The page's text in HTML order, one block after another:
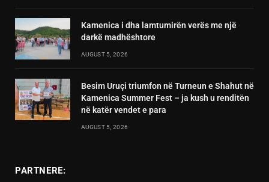
Kamenica i dha lamtumirën verës me një
darkë madhështore
AUGUST 5, 2026
Besim Uruçi triumfon në Turneun e Shahut në
Kamenica Summer Fest – ja kush u renditën
në katër vendet e para
AUGUST 5, 2026
PARTNERE: